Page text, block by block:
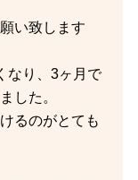
い致します
なり、3ヶ月で
した。
るのがとても